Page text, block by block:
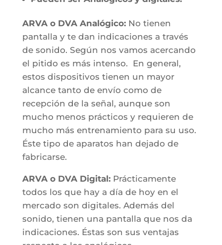
ARVA o DVA Analógico:No tienen
pantalla y te dan indicaciones a través
de sonido. Según nos vamos acercando
el pitido es más intenso. En general,
estos dispositivos tienen un mayor
alcance tanto de envío como de
recepción de la señal, aunque son
mucho menos prácticos y requieren de
mucho más entrenamiento para su uso.
Éste tipo de aparatos han dejado de
fabricarse.
ARVA o DVA Digital:Prácticamente
todos los que hay a día de hoy en el
mercado son digitales. Además del
sonido, tienen una pantalla que nos da
indicaciones. Éstas son sus ventajas